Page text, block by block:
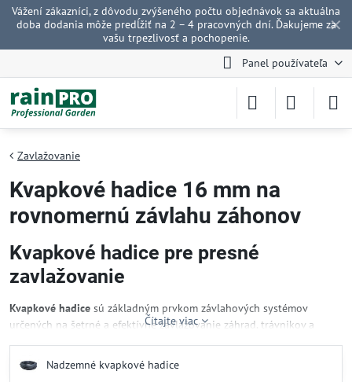
✕
Vážení zákazníci, z dôvodu zvýšeného počtu objednávok sa aktuálna
doba dodania môže predĺžiť na 2 – 4 pracovných dní. Ďakujeme za
vašu trpezlivosť a pochopenie.
Panel používateľa
Zavlažovanie
Kvapkové hadice 16 mm na
rovnomernú závlahu záhonov
Kvapkové hadice pre presné
zavlažovanie
Kvapkové hadice sú základným prvkom závlahových systémov
určených na šetrné a efektívne zavlažovanie záhrad, trávnikov a
koreňom rastlín, čím minimalizujú plytvanie vodou a podporujú
zdravý rast.
Čítajte viac
Nadzemné kvapkové hadice